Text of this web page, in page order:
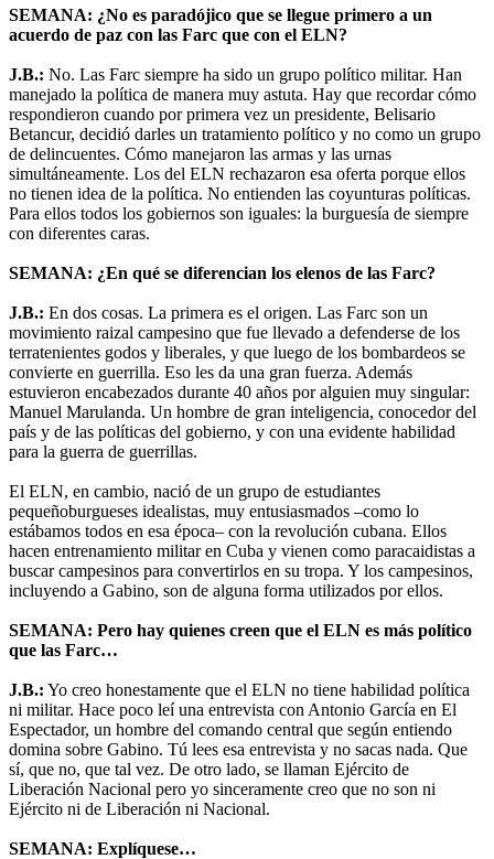
SEMANA: ¿No es paradójico que se llegue primero a un
acuerdo de paz con las Farc que con el ELN?
J.B.: No. Las Farc siempre ha sido un grupo político militar. Han
manejado la política de manera muy astuta. Hay que recordar cómo
respondieron cuando por primera vez un presidente, Belisario
Betancur, decidió darles un tratamiento político y no como un grupo
de delincuentes. Cómo manejaron las armas y las urnas
simultáneamente. Los del ELN rechazaron esa oferta porque ellos
no tienen idea de la política. No entienden las coyunturas políticas.
Para ellos todos los gobiernos son iguales: la burguesía de siempre
con diferentes caras.
SEMANA: ¿En qué se diferencian los elenos de las Farc?
J.B.: En dos cosas. La primera es el origen. Las Farc son un
movimiento raizal campesino que fue llevado a defenderse de los
terratenientes godos y liberales, y que luego de los bombardeos se
convierte en guerrilla. Eso les da una gran fuerza. Además
estuvieron encabezados durante 40 años por alguien muy singular:
Manuel Marulanda. Un hombre de gran inteligencia, conocedor del
país y de las políticas del gobierno, y con una evidente habilidad
para la guerra de guerrillas.
El ELN, en cambio, nació de un grupo de estudiantes
pequeñoburgueses idealistas, muy entusiasmados –como lo
estábamos todos en esa época– con la revolución cubana. Ellos
hacen entrenamiento militar en Cuba y vienen como paracaidistas a
buscar campesinos para convertirlos en su tropa. Y los campesinos,
incluyendo a Gabino, son de alguna forma utilizados por ellos.
SEMANA: Pero hay quienes creen que el ELN es más político
que las Farc…
J.B.: Yo creo honestamente que el ELN no tiene habilidad política
ni militar. Hace poco leí una entrevista con Antonio García en El
Espectador, un hombre del comando central que según entiendo
domina sobre Gabino. Tú lees esa entrevista y no sacas nada. Que
sí, que no, que tal vez. De otro lado, se llaman Ejército de
Liberación Nacional pero yo sinceramente creo que no son ni
Ejército ni de Liberación ni Nacional.
SEMANA: Explíquese…